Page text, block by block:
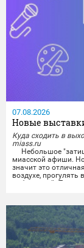
07.08.2026
Новые
Куда сходить в
miass.ru
Небольшое
миасской афиши.
значит это
воздухе,
набережной. Тем